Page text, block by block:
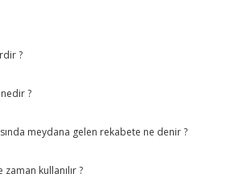
?
nedir ?
meydana gelen rekabete ne denir ?
kullanılır ?